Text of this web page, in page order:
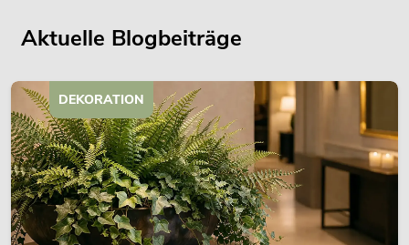
Aktuelle Blogbeiträge
DEKORATION